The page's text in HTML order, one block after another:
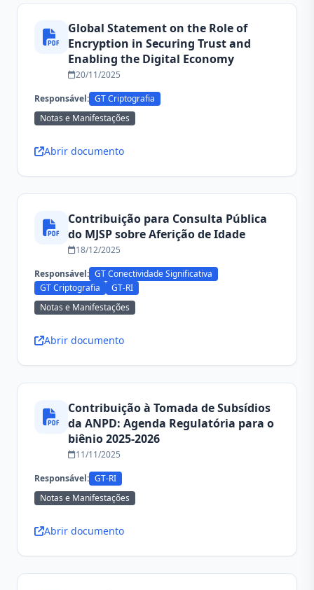
Global Statement on the Role of
Encryption in Securing Trust and
Enabling the Digital Economy
20/11/2025
Responsável: GT Criptografia
Notas e Manifestações
Abrir documento
Contribuição para Consulta Pública
do MJSP sobre Aferição de Idade
18/12/2025
Responsável: GT Conectividade Significativa
GT Criptografia
GT-RI
Notas e Manifestações
Abrir documento
Contribuição à Tomada de Subsídios
da ANPD: Agenda Regulatória para o
biênio 2025-2026
11/11/2025
Responsável: GT-RI
Notas e Manifestações
Abrir documento